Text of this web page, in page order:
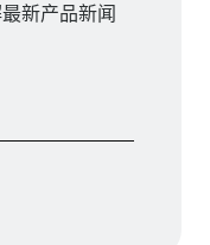
新产品新闻